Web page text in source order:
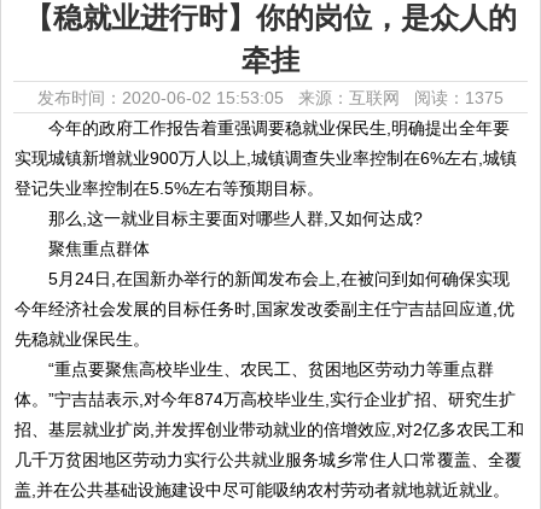
【稳就业进行时】你的岗位，是众人的
牵挂
发布时间：2020-06-02 15:53:05 来源：互联网 阅读：1375
今年的政府工作报告着重强调要稳就业保民生,明确提出全年要
实现城镇新增就业900万人以上,城镇调查失业率控制在6%左右,城镇
登记失业率控制在5.5%左右等预期目标。
那么,这一就业目标主要面对哪些人群,又如何达成?
聚焦重点群体
5月24日,在国新办举行的新闻发布会上,在被问到如何确保实现
今年经济社会发展的目标任务时,国家发改委副主任宁吉喆回应道,优
先稳就业保民生。
“重点要聚焦高校毕业生、农民工、贫困地区劳动力等重点群
体。”宁吉喆表示,对今年874万高校毕业生,实行企业扩招、研究生扩
招、基层就业扩岗,并发挥创业带动就业的倍增效应,对2亿多农民工和
几千万贫困地区劳动力实行公共就业服务城乡常住人口常覆盖、全覆
盖,并在公共基础设施建设中尽可能吸纳农村劳动者就地就近就业。